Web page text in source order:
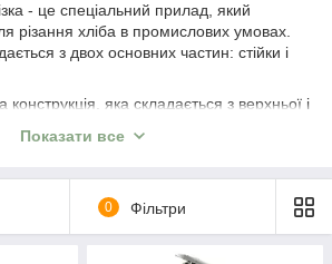
- це спеціальний прилад, який
різання хліба в промислових умовах.
з двох основних частин: стійки і
яка складається з верхньої і
та механізму регулювання відстані
відрізняються від домашніх хліборізок
продуктивністю. Вони здатні різати
Показати все
0 Фільтри